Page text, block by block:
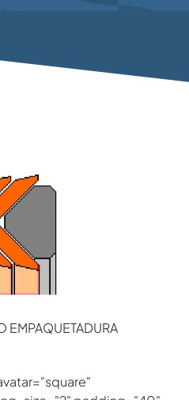
EMPAQUETADURA